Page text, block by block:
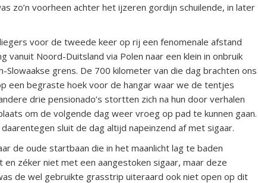
zo’n voorheen achter het ijzeren gordijn schuilende, in later
voor de tweede keer op rij een fenomenale afstand
vanuit Noord-Duitsland via Polen naar een klein in onbruik
grens. De 700 kilometer van die dag brachten ons
een begraste hoek voor de hangar waar we de tentjes
drie pensionado’s stortten zich na hun door verhalen
om de volgende dag weer vroeg op pad te kunnen gaan.
sluit de dag altijd napeinzend af met sigaar.
de oude startbaan die in het maanlicht lag te baden
zéker niet met een aangestoken sigaar, maar deze
de wel gebruikte grasstrip uiteraard ook niet open op dit